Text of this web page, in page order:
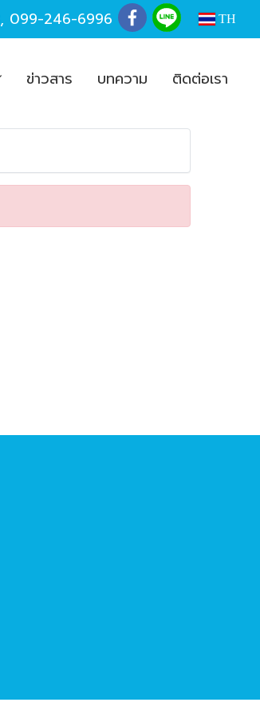
, 099-246-6996 TH
ข่าวสาร บทความ ติดต่อเรา